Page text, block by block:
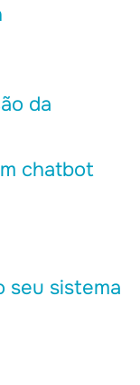
da
chatbot
seu sistema